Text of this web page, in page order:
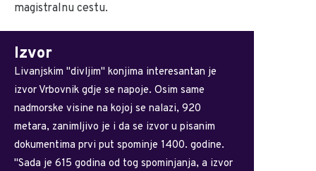
magistralnu cestu.
Izvor
Livanjskim "divljim" konjima interesantan je
izvor Vrbovnik gdje se napoje. Osim same
nadmorske visine na kojoj se nalazi, 920
metara, zanimljivo je i da se izvor u pisanim
dokumentima prvi put spominje 1400. godine.
"Sada je 615 godina od tog spominjanja, a izvor